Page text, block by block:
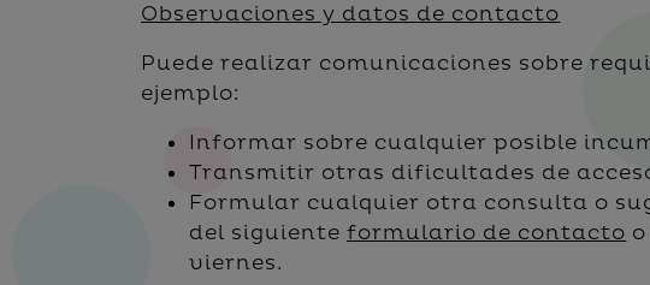
Observaciones y datos de contacto
Puede realizar comunicaciones sobre
ejemplo:
Informar sobre cualquier posible
Transmitir otras dificultades de
Formular cualquier otra consulta o
del siguienteformulario de contacto
viernes.